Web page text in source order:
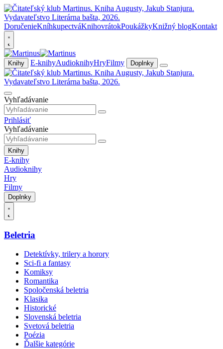
DoručenieKníhkupectváKnihovrátokPoukážkyKnižný blogKontakt
Knihy E-knihyAudioknihyHryFilmy Doplnky
Vyhľadávanie
Prihlásiť
Vyhľadávanie
Knihy
E-knihy
Audioknihy
Hry
Filmy
Doplnky
Beletria
Detektívky, trilery a horory
Sci-fi a fantasy
Komiksy
Romantika
Spoločenská beletria
Klasika
Historické
Slovenská beletria
Svetová beletria
Poézia
Ďalšie kategórie